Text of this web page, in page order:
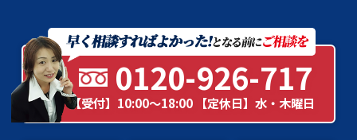
0120-926-717
【受付】10:00～18:00 【定休日】水・木曜日